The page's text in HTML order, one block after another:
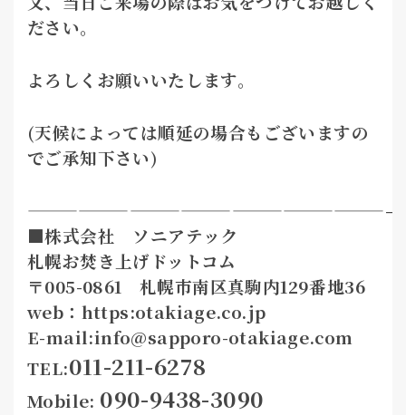
ださい。
よろしくお願いいたします。
(天候によっては順延の場合もございますの
でご承知下さい)
—————————————————————–
■株式会社 ソニアテック
札幌お焚き上げドットコム
〒005-0861 札幌市南区真駒内129番地36
web：https:otakiage.co.jp
E-mail:info@sapporo-otakiage.com
TEL:011-211-6278
Mobile: 090-9438-3090